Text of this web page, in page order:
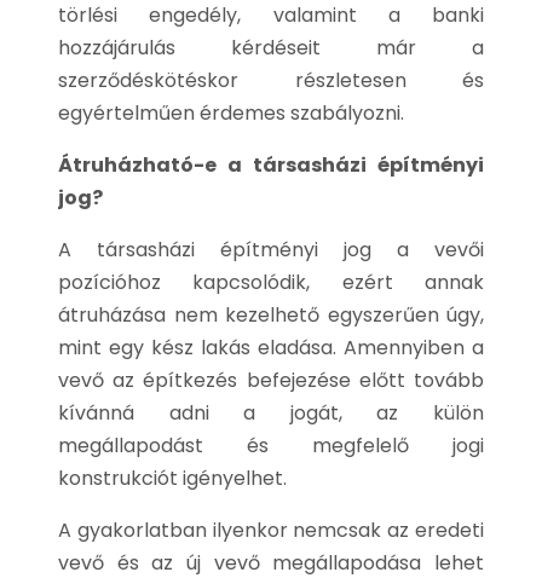
törlési engedély, valamint a banki
hozzájárulás kérdéseit már a
szerződéskötéskor részletesen és
egyértelműen érdemes szabályozni.
Átruházható-e a társasházi építményi
jog?
A társasházi építményi jog a vevői
pozícióhoz kapcsolódik, ezért annak
átruházása nem kezelhető egyszerűen úgy,
mint egy kész lakás eladása. Amennyiben a
vevő az építkezés befejezése előtt tovább
kívánná adni a jogát, az külön
megállapodást és megfelelő jogi
konstrukciót igényelhet.
A gyakorlatban ilyenkor nemcsak az eredeti
vevő és az új vevő megállapodása lehet